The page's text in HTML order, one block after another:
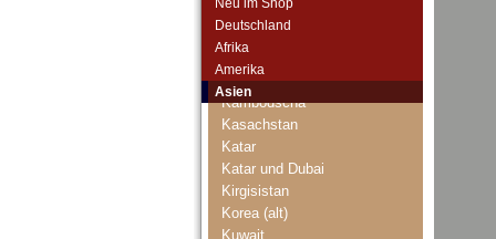
Deutschland
Afrika
Amerika
Asien
Jordanien
Kambodscha
Kasachstan
Katar
Katar und Dubai
Kirgisistan
Korea (alt)
Kuwait